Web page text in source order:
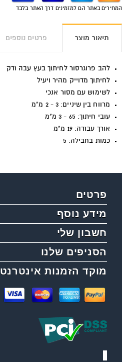
המחירים באתר הם למזמינים דרך האתר בלבד
תיאור מוצר פרטים נוספים
להב פרוגרסור לחיתוך בעץ עבה ודק
לחיתוך מדוייק מהיר ויעיל
לשימוש עם מסור אנכי
מרווח בין שיניים: 3 - 2 מ"מ
עובי חיתוך: 65 - 3 מ"מ
אורך עבודה: 19 מ"מ
כמות בחבילה: 5
פרטים
מידע נוסף
חשבון שלי
הסניפים שלנו
מוקד הזמנות אינטרנט